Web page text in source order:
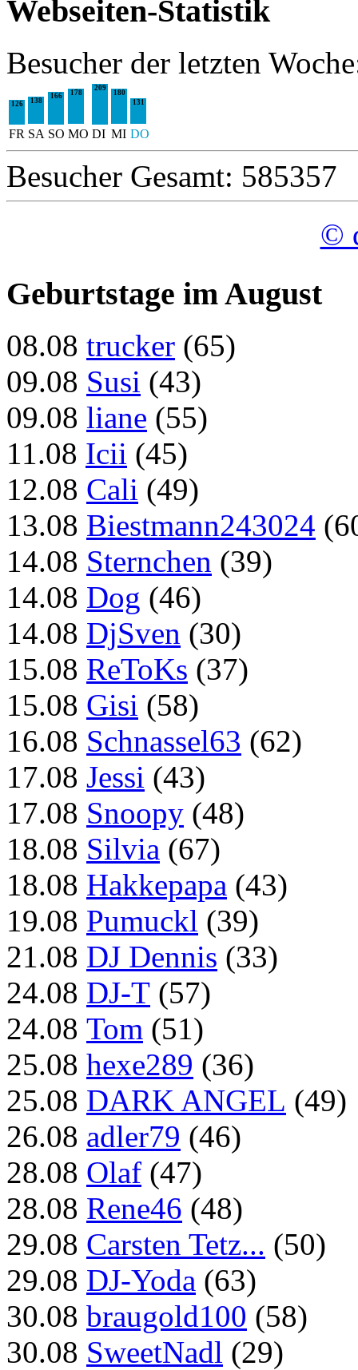
Webseiten-Statistik
Besucher der letzten
126 138
166 178
209
180
131
FR SA SO MO DI MI DO
Besucher Gesamt: 585357
©
Geburtstage im August
08.08 trucker (65)
09.08 Susi (43)
09.08 liane (55)
11.08 Icii (45)
12.08 Cali (49)
13.08 Biestmann243024
14.08 Sternchen (39)
14.08 Dog (46)
14.08 DjSven (30)
15.08 ReToKs (37)
15.08 Gisi (58)
16.08 Schnassel63 (62)
17.08 Jessi (43)
17.08 Snoopy (48)
18.08 Silvia (67)
18.08 Hakkepapa (43)
19.08 Pumuckl (39)
21.08 DJ Dennis (33)
24.08 DJ-T (57)
24.08 Tom (51)
25.08 hexe289 (36)
25.08 DARK ANGEL (49)
26.08 adler79 (46)
28.08 Olaf (47)
28.08 Rene46 (48)
29.08 Carsten Tetz... (50)
29.08 DJ-Yoda (63)
30.08 braugold100 (58)
30.08 SweetNadl (29)